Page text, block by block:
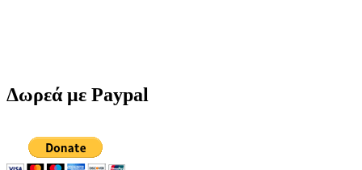
Δωρεά με Paypal